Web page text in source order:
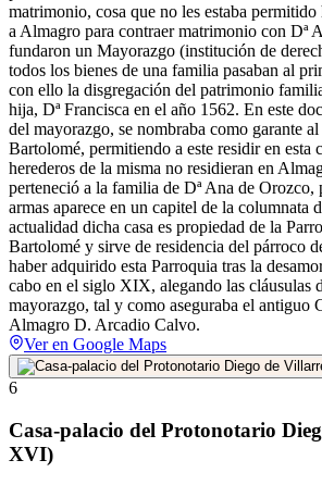
matrimonio, cosa que no les estaba permitido
a Almagro para contraer matrimonio con Dª
fundaron un Mayorazgo (institución de
todos los bienes de una familia pasaban al
con ello la disgregación del patrimonio
hija, Dª Francisca en el año 1562. En este
del mayorazgo, se nombraba como garante
Bartolomé, permitiendo a este residir en esta
herederos de la misma no residieran en
perteneció a la familia de Dª Ana de Orozco,
armas aparece en un capitel de la columnata
actualidad dicha casa es propiedad de la
Bartolomé y sirve de residencia del párroco
haber adquirido esta Parroquia tras la
cabo en el siglo XIX, alegando las cláusulas
mayorazgo, tal y como aseguraba el antiguo
Almagro D. Arcadio Calvo.
Ver en Google Maps
6
Casa-palacio del Protonotario
XVI)